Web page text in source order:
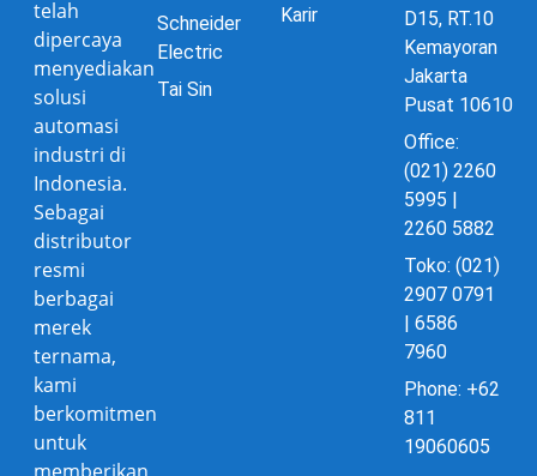
telah
dipercaya
menyediakan
solusi
automasi
industri di
Indonesia.
Sebagai
distributor
resmi
berbagai
merek
ternama,
kami
berkomitmen
untuk
Schneider
Electric
Tai Sin
Karir
D15, RT.10
Kemayoran
Jakarta
Pusat 10610
Office:
(021) 2260
5995 |
2260 5882
Toko: (021)
2907 0791
| 6586
7960
Phone: +62
811
19060605